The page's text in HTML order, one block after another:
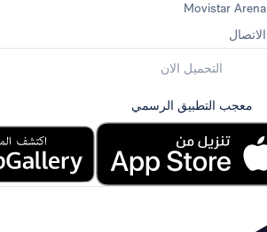
Movistar Arena
الاتصال
التحميل الان
معجب التطبيق الرسمي